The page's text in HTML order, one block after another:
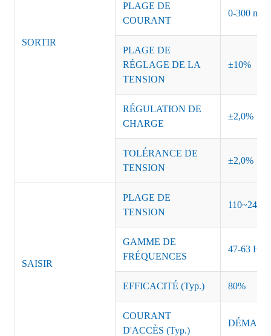
SORTIR
PLAGE DE
COURANT
0-300 mA
PLAGE DE
RÉGLAGE DE LA
TENSION
±10%
RÉGULATION DE
CHARGE
±2,0%
TOLÉRANCE DE
TENSION
±2,0%
SAISIR
PLAGE DE
TENSION
110~240
GAMME DE
FRÉQUENCES
47-63 Hz
EFFICACITÉ (Typ.) 80%
COURANT
D'ACCÈS (Typ.)